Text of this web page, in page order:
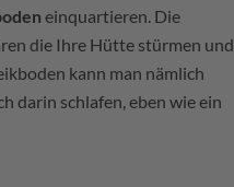
einquartieren. Die
die Ihre Hütte stürmen und
kann man nämlich
darin schlafen, eben wie ein